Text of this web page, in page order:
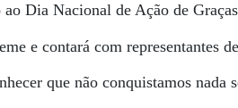
Dia Nacional de Ação de
e contará com representantes
que não conquistamos nada